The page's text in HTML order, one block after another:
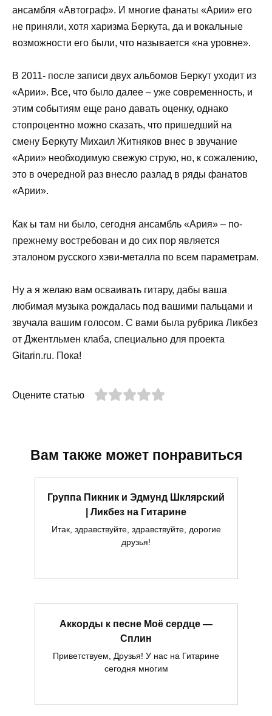
ансамбля «Автограф». И многие фанаты «Арии» его
не приняли, хотя харизма Беркута, да и вокальные
возможности его были, что называется «на уровне».
В 2011- после записи двух альбомов Беркут уходит из
«Арии». Все, что было далее – уже современность, и
этим событиям еще рано давать оценку, однако
стопроцентно можно сказать, что пришедший на
смену Беркуту Михаил Житняков внес в звучание
«Арии» необходимую свежую струю, но, к сожалению,
это в очередной раз внесло разлад в ряды фанатов
«Арии».
Как ы там ни было, сегодня ансамбль «Ария» – по-
прежнему востребован и до сих пор является
эталоном русского хэви-металла по всем параметрам.
Ну а я желаю вам осваивать гитару, дабы ваша
любимая музыка рождалась под вашими пальцами и
звучала вашим голосом. С вами была рубрика Ликбез
от Джентльмен клаба, специально для проекта
Gitarin.ru. Пока!
Оцените статью
Вам также может понравиться
Группа Пикник и Эдмунд Шклярский
| Ликбез на Гитарине
Итак, здравствуйте, здравствуйте, дорогие
друзья!
Аккорды к песне Моё сердце —
Сплин
Приветствуем, Друзья! У нас на Гитарине
сегодня многим